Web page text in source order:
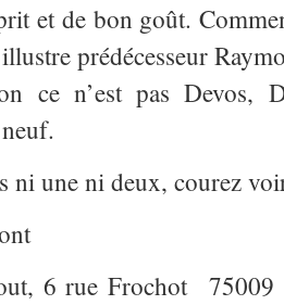
et de bon goût.
prédécesseur
ce n’est pas
ni une ni deux, courez
6 rue Frochot 75009